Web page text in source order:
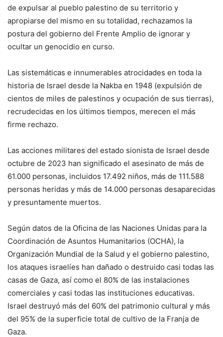
de expulsar al pueblo palestino de su territorio y
apropiarse del mismo en su totalidad, rechazamos la
postura del gobierno del Frente Amplio de ignorar y
ocultar un genocidio en curso.
Las sistemáticas e innumerables atrocidades en toda la
historia de Israel desde la Nakba en 1948 (expulsión de
cientos de miles de palestinos y ocupación de sus tierras),
recrudecidas en los últimos tiempos, merecen el más
firme rechazo.
Las acciones militares del estado sionista de Israel desde
octubre de 2023 han significado el asesinato de más de
61.000 personas, incluidos 17.492 niños, más de 111.588
personas heridas y más de 14.000 personas desaparecidas
y presuntamente muertos.
Según datos de la Oficina de las Naciones Unidas para la
Coordinación de Asuntos Humanitarios (OCHA), la
Organización Mundial de la Salud y el gobierno palestino,
los ataques israelíes han dañado o destruido casi todas las
casas de Gaza, así como el 80% de las instalaciones
comerciales y casi todas las instituciones educativas.
Israel destruyó más del 60% del patrimonio cultural y más
del 95% de la superficie total de cultivo de la Franja de
Gaza.